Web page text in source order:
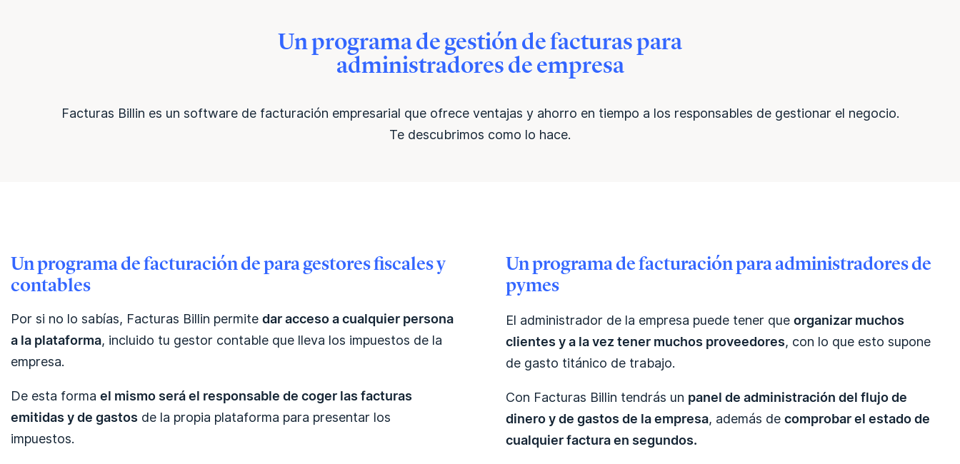
Un programa de gestión de facturas para
administradores de empresa
Facturas Billin es un software de facturación empresarial que ofrece ventajas y ahorro en tiempo a los responsables de gestionar el negocio.
Te descubrimos como lo hace.
Un programa de facturación de para gestores fiscales y
contables
Por si no lo sabías, Facturas Billin permite dar acceso a cualquier persona
a la plataforma, incluido tu gestor contable que lleva los impuestos de la
empresa.
De esta forma el mismo será el responsable de coger las facturas
emitidas y de gastos de la propia plataforma para presentar los
impuestos.
Un programa de facturación para administradores de
pymes
El administrador de la empresa puede tener queorganizar muchos
clientes y a la vez tener muchos proveedores, con lo que esto supone
de gasto titánico de trabajo.
Con Facturas Billin tendrás un panel de administración del flujo de
dinero y de gastos de la empresa, además decomprobar el estado de
cualquier factura en segundos.